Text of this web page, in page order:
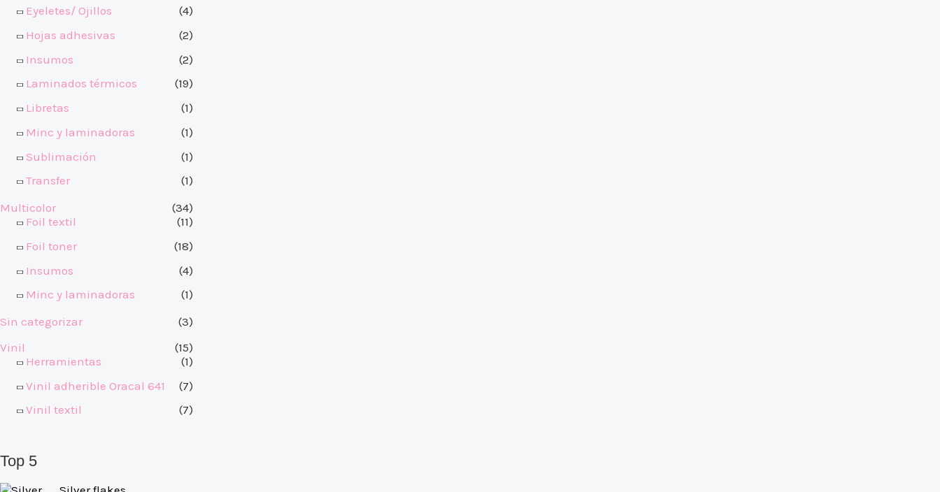
Eyeletes/ Ojillos
(4)
Hojas adhesivas
(2)
Insumos
(2)
Laminados térmicos
(19)
Libretas
(1)
Minc y laminadoras
(1)
Sublimación
(1)
Transfer
(1)
Multicolor
(34)
Foil textil
(11)
Foil toner
(18)
Insumos
(4)
Minc y laminadoras
(1)
Sin categorizar
(3)
Vinil
(15)
Herramientas
(1)
Vinil adherible Oracal 641
(7)
Vinil textil
(7)
Top 5